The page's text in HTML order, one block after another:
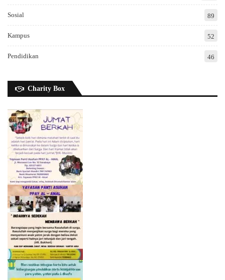
Sosial 89
Kampus 52
Pendidikan 46
Charity Box